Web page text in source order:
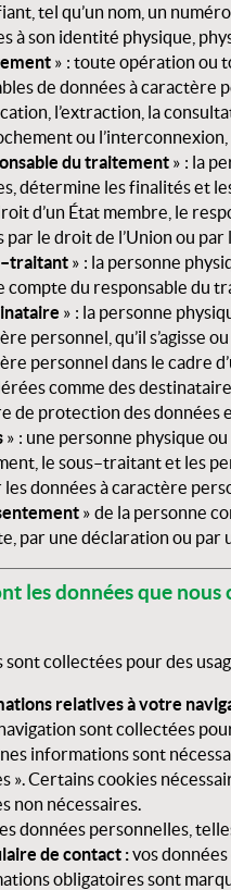
tel qu’un nom, un
à son identité physique,
» : toute opération ou
de données à caractère
l’extraction, la
ou
du traitement» : la
détermine les finalités et
d’un État membre, le
par le droit de l’Union ou par
» : la personne
compte du responsable du
» : la personne
personnel, qu’il s’agisse
personnel dans le cadre
comme des
de protection des données
» : une personne physique
le sous–traitant et les
données à caractère
» de la personne
par une déclaration ou par
les données que
sont collectées pour des
relatives à votre
sont collectées
informations sont
». Certains cookies
non nécessaires.
données personnelles,
de contact :vos
obligatoires sont